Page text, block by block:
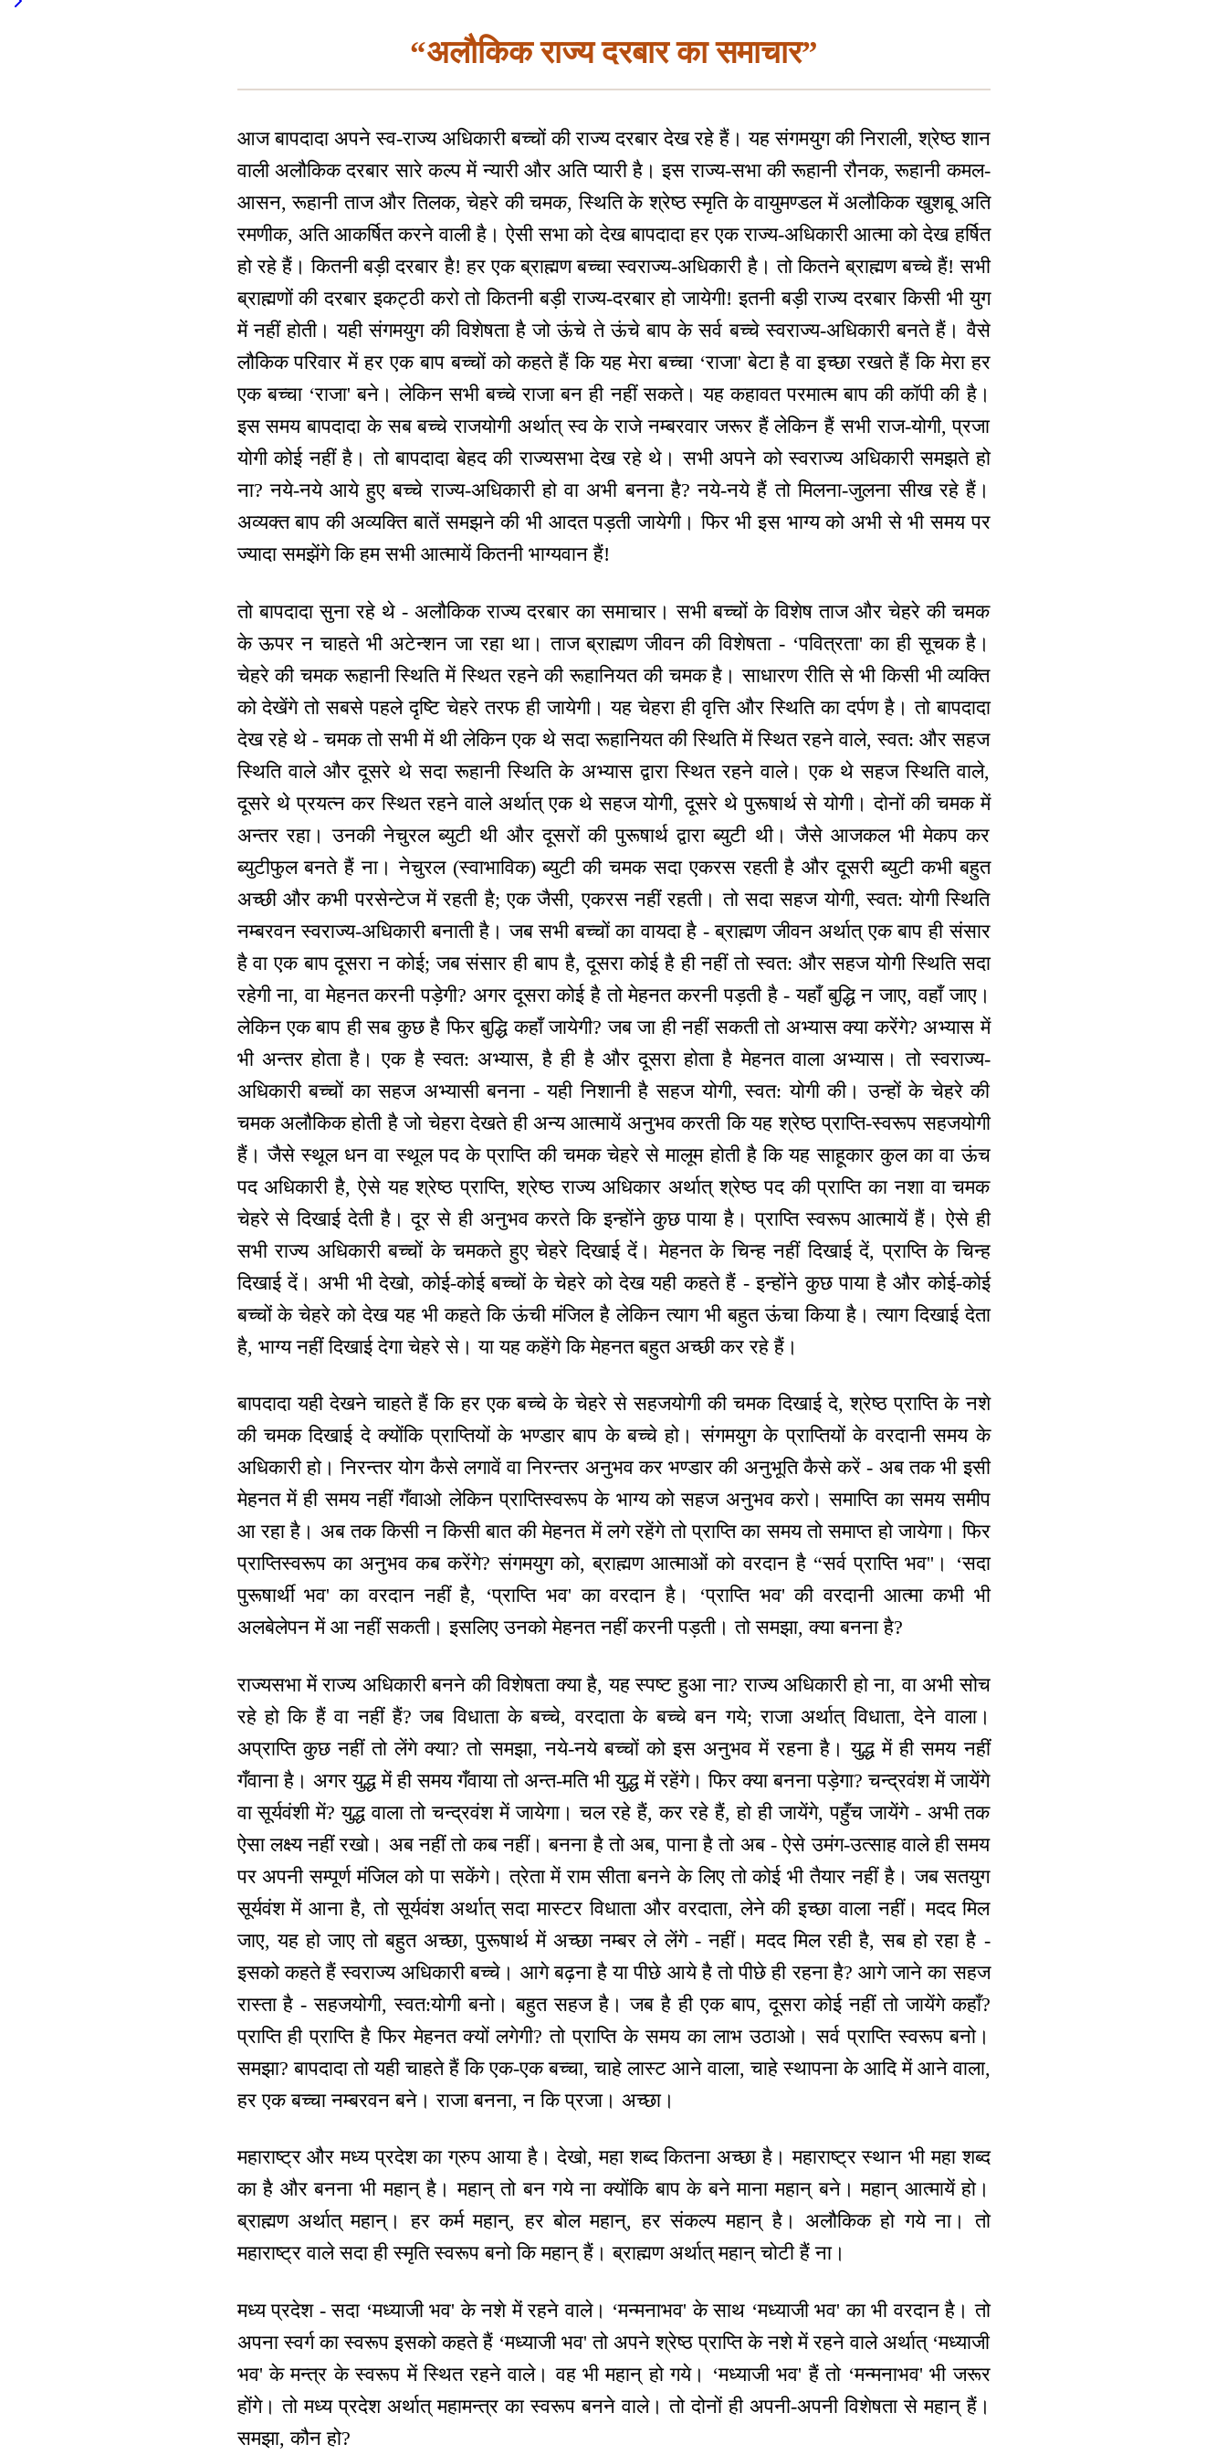
“अलौकिक राज्य दरबार का समाचार”
आज बापदादा अपने स्व-राज्य अधिकारी बच्चों की राज्य दरबार देख रहे हैं। यह संगमयुग की निराली, श्रेष्ठ शान
वाली अलौकिक दरबार सारे कल्प में न्यारी और अति प्यारी है। इस राज्य-सभा की रूहानी रौनक, रूहानी कमल-
आसन, रूहानी ताज और तिलक, चेहरे की चमक, स्थिति के श्रेष्ठ स्मृति के वायुमण्डल में अलौकिक खुशबू अति
रमणीक, अति आकर्षित करने वाली है। ऐसी सभा को देख बापदादा हर एक राज्य-अधिकारी आत्मा को देख हर्षित
हो रहे हैं। कितनी बड़ी दरबार है! हर एक ब्राह्मण बच्चा स्वराज्य-अधिकारी है। तो कितने ब्राह्मण बच्चे हैं! सभी
ब्राह्मणों की दरबार इकट्ठी करो तो कितनी बड़ी राज्य-दरबार हो जायेगी! इतनी बड़ी राज्य दरबार किसी भी युग
में नहीं होती। यही संगमयुग की विशेषता है जो ऊंचे ते ऊंचे बाप के सर्व बच्चे स्वराज्य-अधिकारी बनते हैं। वैसे
लौकिक परिवार में हर एक बाप बच्चों को कहते हैं कि यह मेरा बच्चा ‘राजा' बेटा है वा इच्छा रखते हैं कि मेरा हर
एक बच्चा ‘राजा' बने। लेकिन सभी बच्चे राजा बन ही नहीं सकते। यह कहावत परमात्म बाप की कॉपी की है।
इस समय बापदादा के सब बच्चे राजयोगी अर्थात् स्व के राजे नम्बरवार जरूर हैं लेकिन हैं सभी राज-योगी, प्रजा
योगी कोई नहीं है। तो बापदादा बेहद की राज्यसभा देख रहे थे। सभी अपने को स्वराज्य अधिकारी समझते हो
ना? नये-नये आये हुए बच्चे राज्य-अधिकारी हो वा अभी बनना है? नये-नये हैं तो मिलना-जुलना सीख रहे हैं।
अव्यक्त बाप की अव्यक्ति बातें समझने की भी आदत पड़ती जायेगी। फिर भी इस भाग्य को अभी से भी समय पर
ज्यादा समझेंगे कि हम सभी आत्मायें कितनी भाग्यवान हैं!
तो बापदादा सुना रहे थे - अलौकिक राज्य दरबार का समाचार। सभी बच्चों के विशेष ताज और चेहरे की चमक
के ऊपर न चाहते भी अटेन्शन जा रहा था। ताज ब्राह्मण जीवन की विशेषता - ‘पवित्रता' का ही सूचक है।
चेहरे की चमक रूहानी स्थिति में स्थित रहने की रूहानियत की चमक है। साधारण रीति से भी किसी भी व्यक्ति
को देखेंगे तो सबसे पहले दृष्टि चेहरे तरफ ही जायेगी। यह चेहरा ही वृत्ति और स्थिति का दर्पण है। तो बापदादा
देख रहे थे - चमक तो सभी में थी लेकिन एक थे सदा रूहानियत की स्थिति में स्थित रहने वाले, स्वत: और सहज
स्थिति वाले और दूसरे थे सदा रूहानी स्थिति के अभ्यास द्वारा स्थित रहने वाले। एक थे सहज स्थिति वाले,
दूसरे थे प्रयत्न कर स्थित रहने वाले अर्थात् एक थे सहज योगी, दूसरे थे पुरूषार्थ से योगी। दोनों की चमक में
अन्तर रहा। उनकी नेचुरल ब्युटी थी और दूसरों की पुरूषार्थ द्वारा ब्युटी थी। जैसे आजकल भी मेकप कर
ब्युटीफुल बनते हैं ना। नेचुरल (स्वाभाविक) ब्युटी की चमक सदा एकरस रहती है और दूसरी ब्युटी कभी बहुत
अच्छी और कभी परसेन्टेज में रहती है; एक जैसी, एकरस नहीं रहती। तो सदा सहज योगी, स्वत: योगी स्थिति
नम्बरवन स्वराज्य-अधिकारी बनाती है। जब सभी बच्चों का वायदा है - ब्राह्मण जीवन अर्थात् एक बाप ही संसार
है वा एक बाप दूसरा न कोई; जब संसार ही बाप है, दूसरा कोई है ही नहीं तो स्वत: और सहज योगी स्थिति सदा
रहेगी ना, वा मेहनत करनी पड़ेगी? अगर दूसरा कोई है तो मेहनत करनी पड़ती है - यहाँ बुद्धि न जाए, वहाँ जाए।
लेकिन एक बाप ही सब कुछ है फिर बुद्धि कहाँ जायेगी? जब जा ही नहीं सकती तो अभ्यास क्या करेंगे? अभ्यास में
भी अन्तर होता है। एक है स्वत: अभ्यास, है ही है और दूसरा होता है मेहनत वाला अभ्यास। तो स्वराज्य-
अधिकारी बच्चों का सहज अभ्यासी बनना - यही निशानी है सहज योगी, स्वत: योगी की। उन्हों के चेहरे की
चमक अलौकिक होती है जो चेहरा देखते ही अन्य आत्मायें अनुभव करती कि यह श्रेष्ठ प्राप्ति-स्वरूप सहजयोगी
हैं। जैसे स्थूल धन वा स्थूल पद के प्राप्ति की चमक चेहरे से मालूम होती है कि यह साहूकार कुल का वा ऊंच
पद अधिकारी है, ऐसे यह श्रेष्ठ प्राप्ति, श्रेष्ठ राज्य अधिकार अर्थात् श्रेष्ठ पद की प्राप्ति का नशा वा चमक
चेहरे से दिखाई देती है। दूर से ही अनुभव करते कि इन्होंने कुछ पाया है। प्राप्ति स्वरूप आत्मायें हैं। ऐसे ही
सभी राज्य अधिकारी बच्चों के चमकते हुए चेहरे दिखाई दें। मेहनत के चिन्ह नहीं दिखाई दें, प्राप्ति के चिन्ह
दिखाई दें। अभी भी देखो, कोई-कोई बच्चों के चेहरे को देख यही कहते हैं - इन्होंने कुछ पाया है और कोई-कोई
बच्चों के चेहरे को देख यह भी कहते कि ऊंची मंजिल है लेकिन त्याग भी बहुत ऊंचा किया है। त्याग दिखाई देता
है, भाग्य नहीं दिखाई देगा चेहरे से। या यह कहेंगे कि मेहनत बहुत अच्छी कर रहे हैं।
बापदादा यही देखने चाहते हैं कि हर एक बच्चे के चेहरे से सहजयोगी की चमक दिखाई दे, श्रेष्ठ प्राप्ति के नशे
की चमक दिखाई दे क्योंकि प्राप्तियों के भण्डार बाप के बच्चे हो। संगमयुग के प्राप्तियों के वरदानी समय के
अधिकारी हो। निरन्तर योग कैसे लगावें वा निरन्तर अनुभव कर भण्डार की अनुभूति कैसे करें - अब तक भी इसी
मेहनत में ही समय नहीं गँवाओ लेकिन प्राप्तिस्वरूप के भाग्य को सहज अनुभव करो। समाप्ति का समय समीप
आ रहा है। अब तक किसी न किसी बात की मेहनत में लगे रहेंगे तो प्राप्ति का समय तो समाप्त हो जायेगा। फिर
प्राप्तिस्वरूप का अनुभव कब करेंगे? संगमयुग को, ब्राह्मण आत्माओं को वरदान है “सर्व प्राप्ति भव''। ‘सदा
पुरूषार्थी भव' का वरदान नहीं है, ‘प्राप्ति भव' का वरदान है। ‘प्राप्ति भव' की वरदानी आत्मा कभी भी
अलबेलेपन में आ नहीं सकती। इसलिए उनको मेहनत नहीं करनी पड़ती। तो समझा, क्या बनना है?
राज्यसभा में राज्य अधिकारी बनने की विशेषता क्या है, यह स्पष्ट हुआ ना? राज्य अधिकारी हो ना, वा अभी सोच
रहे हो कि हैं वा नहीं हैं? जब विधाता के बच्चे, वरदाता के बच्चे बन गये; राजा अर्थात् विधाता, देने वाला।
अप्राप्ति कुछ नहीं तो लेंगे क्या? तो समझा, नये-नये बच्चों को इस अनुभव में रहना है। युद्ध में ही समय नहीं
गँवाना है। अगर युद्ध में ही समय गँवाया तो अन्त-मति भी युद्ध में रहेंगे। फिर क्या बनना पड़ेगा? चन्द्रवंश में जायेंगे
वा सूर्यवंशी में? युद्ध वाला तो चन्द्रवंश में जायेगा। चल रहे हैं, कर रहे हैं, हो ही जायेंगे, पहुँच जायेंगे - अभी तक
ऐसा लक्ष्य नहीं रखो। अब नहीं तो कब नहीं। बनना है तो अब, पाना है तो अब - ऐसे उमंग-उत्साह वाले ही समय
पर अपनी सम्पूर्ण मंजिल को पा सकेंगे। त्रेता में राम सीता बनने के लिए तो कोई भी तैयार नहीं है। जब सतयुग
सूर्यवंश में आना है, तो सूर्यवंश अर्थात् सदा मास्टर विधाता और वरदाता, लेने की इच्छा वाला नहीं। मदद मिल
जाए, यह हो जाए तो बहुत अच्छा, पुरूषार्थ में अच्छा नम्बर ले लेंगे - नहीं। मदद मिल रही है, सब हो रहा है -
इसको कहते हैं स्वराज्य अधिकारी बच्चे। आगे बढ़ना है या पीछे आये है तो पीछे ही रहना है? आगे जाने का सहज
रास्ता है - सहजयोगी, स्वत:योगी बनो। बहुत सहज है। जब है ही एक बाप, दूसरा कोई नहीं तो जायेंगे कहाँ?
प्राप्ति ही प्राप्ति है फिर मेहनत क्यों लगेगी? तो प्राप्ति के समय का लाभ उठाओ। सर्व प्राप्ति स्वरूप बनो।
समझा? बापदादा तो यही चाहते हैं कि एक-एक बच्चा, चाहे लास्ट आने वाला, चाहे स्थापना के आदि में आने वाला,
हर एक बच्चा नम्बरवन बने। राजा बनना, न कि प्रजा। अच्छा।
महाराष्ट्र और मध्य प्रदेश का ग्रुप आया है। देखो, महा शब्द कितना अच्छा है। महाराष्ट्र स्थान भी महा शब्द
का है और बनना भी महान् है। महान् तो बन गये ना क्योंकि बाप के बने माना महान् बने। महान् आत्मायें हो।
ब्राह्मण अर्थात् महान्। हर कर्म महान्, हर बोल महान्, हर संकल्प महान् है। अलौकिक हो गये ना। तो
महाराष्ट्र वाले सदा ही स्मृति स्वरूप बनो कि महान् हैं। ब्राह्मण अर्थात् महान् चोटी हैं ना।
मध्य प्रदेश - सदा ‘मध्याजी भव' के नशे में रहने वाले। ‘मन्मनाभव' के साथ ‘मध्याजी भव' का भी वरदान है। तो
अपना स्वर्ग का स्वरूप इसको कहते हैं ‘मध्याजी भव' तो अपने श्रेष्ठ प्राप्ति के नशे में रहने वाले अर्थात् ‘मध्याजी
भव' के मन्‍त्र के स्वरूप में स्थित रहने वाले। वह भी महान् हो गये। ‘मध्याजी भव' हैं तो ‘मन्मनाभव' भी जरूर
होंगे। तो मध्य प्रदेश अर्थात् महामन्‍त्र का स्वरूप बनने वाले। तो दोनों ही अपनी-अपनी विशेषता से महान् हैं।
समझा, कौन हो?